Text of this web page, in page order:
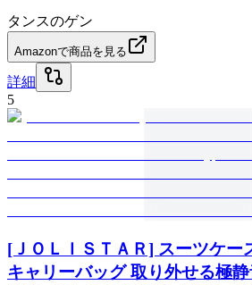
タンスのゲン
Amazonで商品を見る
詳細
5
[ＪＯＬＩＳＴＡＲ] スーツケー
キャリーバッグ 取り外せる極